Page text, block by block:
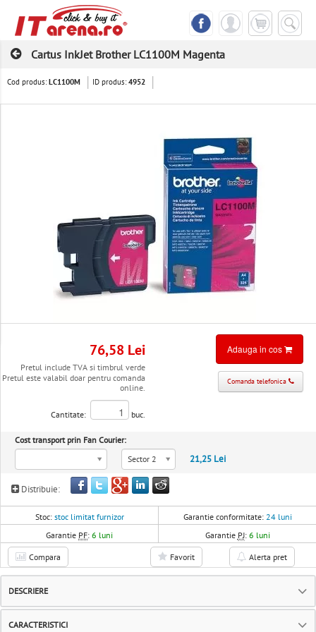
Cartus InkJet Brother LC1100M Magenta
Cod produs: LC1100M ID produs:4952
76,58 Lei
Pretul include TVA si timbrul verde
Pretul este valabil doar pentru comanda
online.
Cantitate: buc.
Adauga in cos
Comanda telefonica
Cost transport prin Fan Courier:
Sector 2
21,25 Lei
Distribuie:
Stoc: stoc limitat furnizor Garantie conformitate: 24 luni
Garantie PF:6 luni Garantie PJ: 6 luni
Compara Favorit Alerta pret
DESCRIERE
CARACTERISTICI